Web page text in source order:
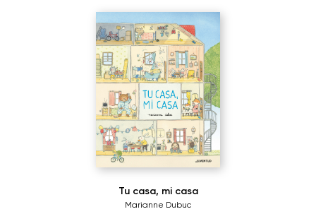
Tu casa, mi casa
Marianne Dubuc